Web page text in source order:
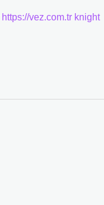
https://vez.com.tr knight